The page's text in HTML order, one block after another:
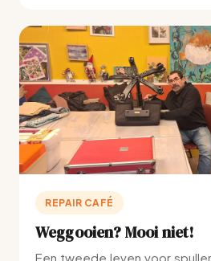
REPAIR CAFÉ
Weggooien? Mooi niet!
Een tweede leven voor